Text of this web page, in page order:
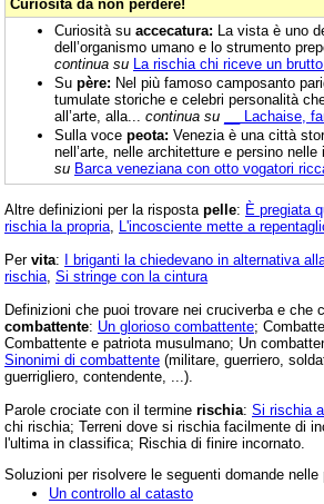
Curiosità da non perdere!
Curiosità su accecatura: La vista è uno
dell’organismo umano e lo strumento
continua su La rischia chi riceve un
Su père: Nel più famoso camposanto
tumulate storiche e celebri personalità
all’arte, alla... continua su
__ Lachaise,
Sulla voce peota: Venezia è una città
nell’arte, nelle architetture e persino nelle
su Barca veneziana con otto vogatori
Altre definizioni per la risposta pelle: È pregiata
rischia la propria L'incosciente mette a
Per vita: I briganti la chiedevano in alternativa
rischia Si stringe con la cintura
Definizioni che puoi trovare nei cruciverba e che
combattente: Un glorioso combattente;
Combattente e patriota musulmano; Un
Sinonimi di combattente (militare, guerriero,
guerrigliero, contendente, ...).
Parole crociate con il termine rischia: Si rischia
chi rischia; Terreni dove si rischia facilmente di
l'ultima in classifica; Rischia di finire incornato.
Soluzioni per risolvere le seguenti domande nelle
Un controllo al catasto